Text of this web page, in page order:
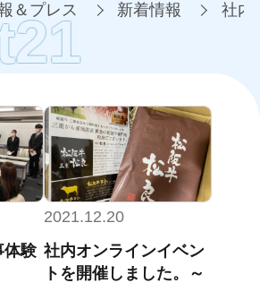
＆プレス 新着情報 社内
体験
2021.12.20
社内オンラインイベン
トを開催しました。～